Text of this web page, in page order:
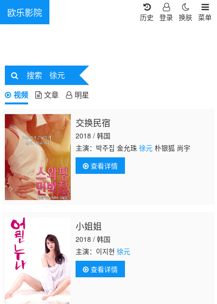
欧乐影院 菜单
换肤
登录
历史
搜索 徐元
视频 文章 明星
交换民宿
2018 / 韩国
主演：박주집 金允珠 徐元朴银狐 尚宇
查看详情
小姐姐
2018 / 韩国
主演：이지현 徐元
查看详情